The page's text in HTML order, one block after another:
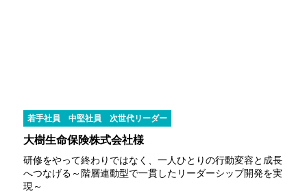
若手社員 中堅社員 次世代リーダー
大樹生命保険株式会社様
研修をやって終わりではなく、一人ひとりの行動変容と成長
へつなげる～階層連動型で一貫したリーダーシップ開発を実
現～